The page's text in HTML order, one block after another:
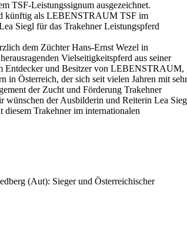
TSF-Leistungssignum ausgezeichnet.
als LEBENSTRAUM TSF im
Siegl für das Trakehner Leistungspferd
dem Züchter Hans-Ernst Wezel in
Vielseitigkeitspferd aus seiner
Entdecker und Besitzer von LEBENSTRAUM,
in Österreich, der sich seit vielen Jahren mit sehr
der Zucht und Förderung Trakehner
wünschen der Ausbilderin und Reiterin Lea
Trakehner im internationalen
(Aut): Sieger und Österreichischer